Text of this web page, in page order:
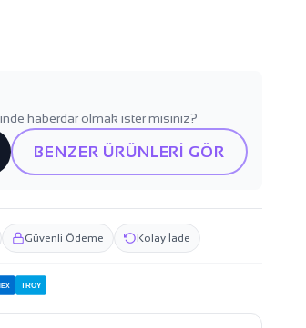
haberdar olmak ister misiniz?
BENZER ÜRÜNLERİ GÖR
Güvenli Ödeme Kolay İade
TROY